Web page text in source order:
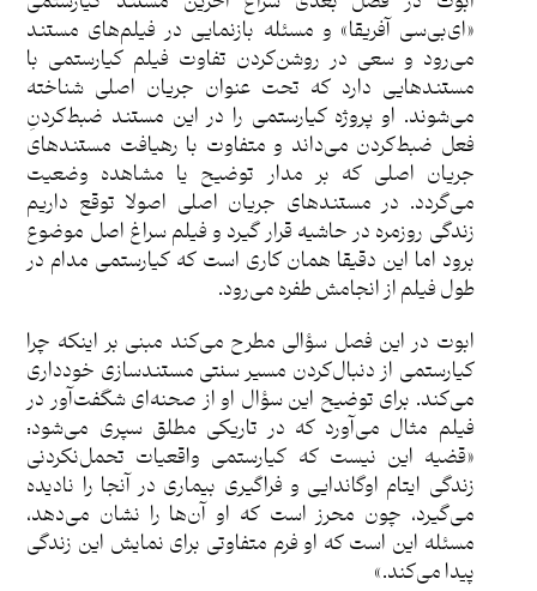
«ای‌بی‌سی آفریقا» و مسئله بازنمایی در فیلم‌های مستند
می‌رود و سعی در روشن‌کردن تفاوت فیلم کیارستمی با
مستند‌هایی دارد که تحت عنوان جریان اصلی شناخته
می‌شوند. او پروژه کیارستمی را در این مستند ضبط‌کردنِ
فعل ضبط‌کردن می‌داند و متفاوت با رهیافت‌ مستند‌های
جریان اصلی که بر مدار توضیح یا مشاهده وضعیت
می‌گردد. در مستند‌های جریان اصلی اصولا توقع داریم
زندگی روزمره در حاشیه قرار گیرد و فیلم سراغ اصل موضوع
برود اما این دقیقا همان کاری است که کیارستمی مدام در
طول فیلم از انجامش طفره می‌رود.
ابوت در این فصل سؤالی مطرح می‌کند مبنی بر اینکه چرا
کیارستمی از دنبال‌کردن مسیر سنتی مستند‌سازی خودداری
می‌کند. برای توضیح این سؤال او از صحنه‌ای شگفت‌آور در
فیلم مثال می‌آورد که در تاریکی مطلق سپری می‌شود:
«قضیه این نیست که کیارستمی واقعیات تحمل‌نکردنی
زندگی ایتام اوگاندایی و فراگیری بیماری در آنجا را نادیده
می‌گیرد، چون محرز است که او آن‌ها را نشان می‌دهد،
مسئله این است که او فرم متفاوتی برای نمایش این زندگی
پیدا می‌کند.»